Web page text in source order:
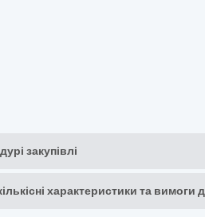
закупівлі
характеристики та вимоги